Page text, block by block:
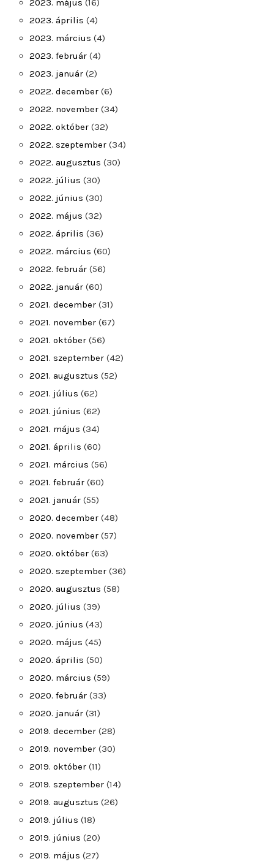
2023. május (16)
2023. április (4)
2023. március (4)
2023. február (4)
2023. január (2)
2022. december (6)
2022. november (34)
2022. október (32)
2022. szeptember (34)
2022. augusztus (30)
2022. július (30)
2022. június (30)
2022. május (32)
2022. április (36)
2022. március (60)
2022. február (56)
2022. január (60)
2021. december (31)
2021. november (67)
2021. október (56)
2021. szeptember (42)
2021. augusztus (52)
2021. július (62)
2021. június (62)
2021. május (34)
2021. április (60)
2021. március (56)
2021. február (60)
2021. január (55)
2020. december (48)
2020. november (57)
2020. október (63)
2020. szeptember (36)
2020. augusztus (58)
2020. július (39)
2020. június (43)
2020. május (45)
2020. április (50)
2020. március (59)
2020. február (33)
2020. január (31)
2019. december (28)
2019. november (30)
2019. október (11)
2019. szeptember (14)
2019. augusztus (26)
2019. július (18)
2019. június (20)
2019. május (27)